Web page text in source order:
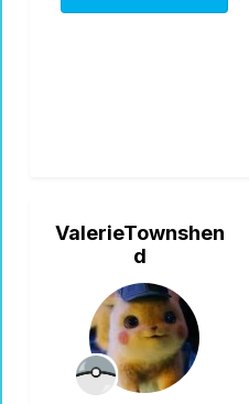
ValerieTownshen
d